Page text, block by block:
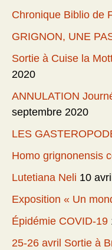
Chronique Biblio de
GRIGNON, UNE
Sortie à Cuise la
2020
ANNULATION
septembre 2020
LES
Homo grignonensis
Lutetiana Neli 10
Exposition « Un
Épidémie COVID-19
25-26 avril Sortie à